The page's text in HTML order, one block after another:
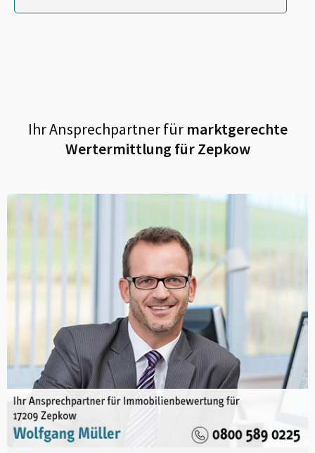
Ihr Ansprechpartner fürmarktgerechte
Wertermittlung fürZepkow